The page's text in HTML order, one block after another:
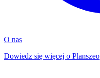
O nas
Dowiedz się więcej o Planszeo